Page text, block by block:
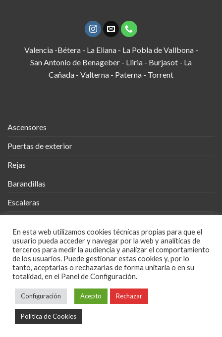
Valencia -Bétera - La Eliana - La Pobla de Vallbona -
San Antonio de Benageber - Lliria - Burjasot - La
Cañada - Valterna - Paterna - Torrent
Ascensores
Puertas de exterior
Rejas
Barandillas
Escaleras
Cobertizos
Mueble Metálico
Diseños en Metal
POLÍTICA DE PRIVACIDAD
Copyright 2026 ©
En esta web utilizamos cookies técnicas propias para que el
usuario pueda acceder y navegar por la web y analíticas de
terceros para medir la audiencia y analizar el comportamiento
de los usuarios. Puede gestionar estas cookies y, por lo
tanto, aceptarlas o rechazarlas de forma unitaria o en su
totalidad, en el Panel de Configuración.
Configuración Acepto Rechazar
Política de Cookies